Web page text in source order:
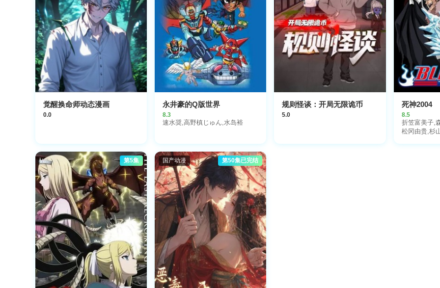
觉醒换命师动态漫画
0.0
永井豪的Q版世界
8.3
速水奨,高野槙じゅん,水岛裕
规则怪谈：开局无限诡币
5.0
死神2004
8.5
折笠富美子,
松冈由贵,杉
第5集 国产动漫 第50集已完结